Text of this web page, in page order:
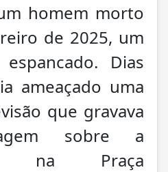
homem morto
de 2025, um
Dias
ameaçado uma
que gravava
sobre a
na Praça